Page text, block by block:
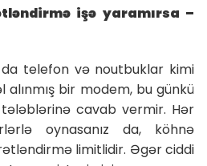
işə yaramırsa –
da telefon və noutbuklar kimi
bir modem, bu günkü
cavab vermir. Hər
oynasanız da, köhnə
limitlidir. Əgər ciddi